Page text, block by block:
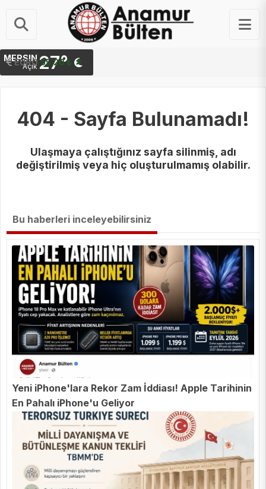
EURO 55.20 ₺
STERLIN 64.44 ₺
MERSIN
Açık 27°
404 - Sayfa Bulunamadı!
Ulaşmaya çalıştığınız sayfa silinmiş, adı
değiştirilmiş veya hiç oluşturulmamış olabilir.
Bu haberleri inceleyebilirsiniz
Yeni iPhone'lara Rekor Zam İddiası! Apple Tarihinin
En Pahalı iPhone'u Geliyor